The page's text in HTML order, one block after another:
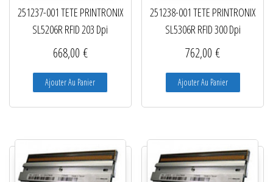
251237-001 TETE PRINTRONIX
SL5206R RFID 203 Dpi
668,00 €
Ajouter Au Panier
251238-001 TETE PRINTRONIX
SL5306R RFID 300 Dpi
762,00€
Ajouter Au Panier